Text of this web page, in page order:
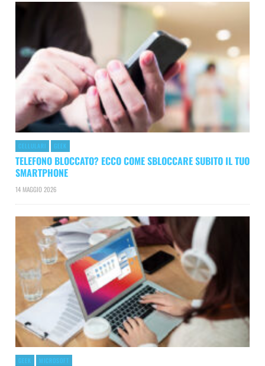
CELLULARI GEEK
TELEFONO BLOCCATO? ECCO COME SBLOCCARE SUBITO IL TUO
SMARTPHONE
14 MAGGIO 2026
GEEK MICROSOFT